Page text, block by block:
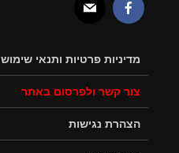
מדיניות פרטיות ותנאי שימוש
צור קשר ולפרסום באתר
הצהרת נגישות